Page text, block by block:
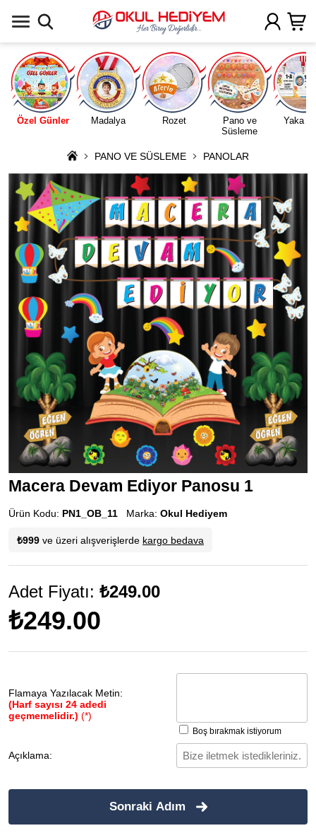
Özel Günler Madalya Rozet
Pano ve
Süsleme
Yaka
PANO VE SÜSLEME PANOLAR
Macera Devam Ediyor Panosu 1
Ürün Kodu: PN1_OB_11 Marka: Okul Hediyem
₺999 ve üzeri alışverişlerde kargo bedava
Adet Fiyatı: ₺249.00
₺249.00
Flamaya Yazılacak Metin:
(Harf sayısı 24 adedi
geçmemelidir.) (*)
Boş bırakmak istiyorum
Açıklama:
Sonraki Adım
Uygulamada Aç